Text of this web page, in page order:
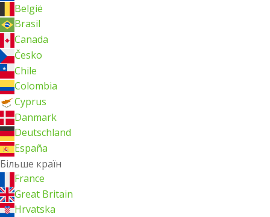
België
Brasil
Canada
Česko
Chile
Colombia
Cyprus
Danmark
Deutschland
España
Більше країн
France
Great Britain
Hrvatska